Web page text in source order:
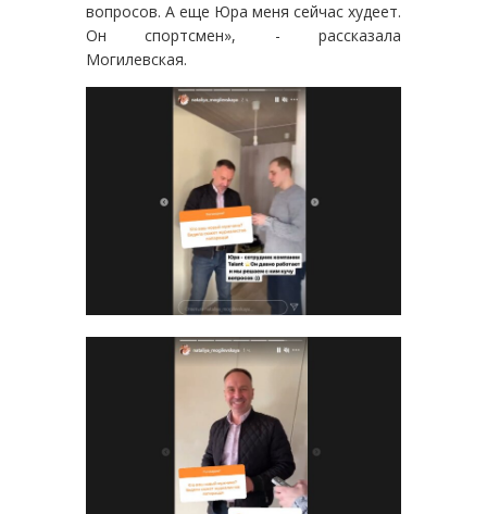
вопросов. А еще Юра меня сейчас худеет.
Он спортсмен», - рассказала
Могилевская.